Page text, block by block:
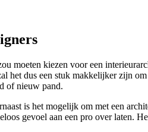
moeten kiezen voor een
het dus een stuk makkelijker zijn
of nieuw pand.
is het mogelijk om met een
gevoel aan een pro over laten.